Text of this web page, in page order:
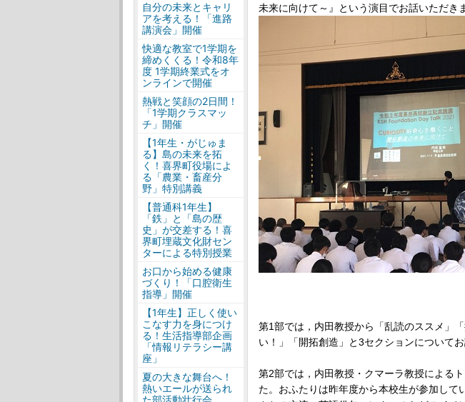
未来に向けて～』という演目でお話いただき
第1部では，内田教授から「乱読のススメ」
い！」「開拓創造」と3セクションについて
第2部では，内田教授・クマーラ教授による
た。おふたりは昨年度から本校生が参加して
自分の未来とキャリ
アを考える！「進路
講演会」開催
快適な教室で1学期を
締めくくる！令和8年
度 1学期終業式をオ
ンラインで開催
熱戦と笑顔の2日間！
「1学期クラスマッ
チ」開催
【1年生・がじゅま
る】島の未来を拓
く！喜界町役場によ
る「農業・畜産分
野」特別講義
【普通科1年生】
「鉄」と「島の歴
史」が交差する！喜
界町埋蔵文化財セン
ターによる特別授業
お口から始める健康
づくり！「口腔衛生
指導」開催
【1年生】正しく使い
こなす力を身につけ
る！生活指導部企画
「情報リテラシー講
座」
夏の大きな舞台へ！
熱いエールが送られ